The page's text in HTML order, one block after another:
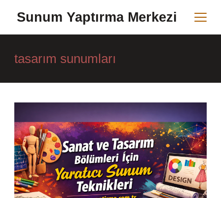
content
Sunum Yaptırma Merkezi
tasarım sunumları